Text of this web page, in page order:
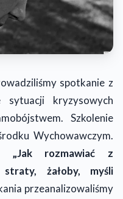
spotkanie z
sytuacji kryzysowych
Szkolenie
Wychowawczym.
„Jak rozmawiać z
żałoby, myśli
przeanalizowaliśmy